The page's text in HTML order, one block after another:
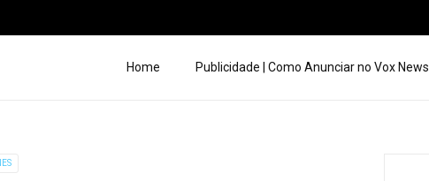
Home Publicidade | Como Anunciar no Vox News